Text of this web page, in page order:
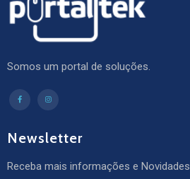
Somos um portal de soluções.
Newsletter
Receba mais informações e Novidades